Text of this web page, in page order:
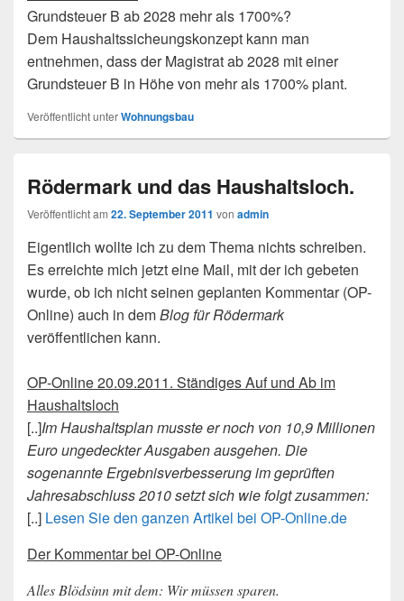
Grundsteuer B ab 2028 mehr als 1700%?
Dem Haushaltssicheungskonzept kann man
entnehmen, dass der Magistrat ab 2028 mit einer
Grundsteuer B in Höhe von mehr als 1700% plant.
Veröffentlicht unterWohnungsbau
Rödermark und das Haushaltsloch.
Veröffentlicht am 22. September 2011 von admin
Eigentlich wollte ich zu dem Thema nichts schreiben.
Es erreichte mich jetzt eine Mail, mit der ich gebeten
wurde, ob ich nicht seinen geplanten Kommentar (OP-
Online) auch in demBlog für Rödermark
veröffentlichen kann.
OP-Online 20.09.2011. Ständiges Auf und Ab im
Haushaltsloch
[..]Im Haushaltsplan musste er noch von 10,9 Millionen
Euro ungedeckter Ausgaben ausgehen. Die
sogenannte Ergebnisverbesserung im geprüften
Jahresabschluss 2010 setzt sich wie folgt zusammen:
[..] Lesen Sie den ganzen Artikel bei OP-Online.de
Der Kommentar bei OP-Online
Alles Blödsinn mit dem: Wir müssen sparen.